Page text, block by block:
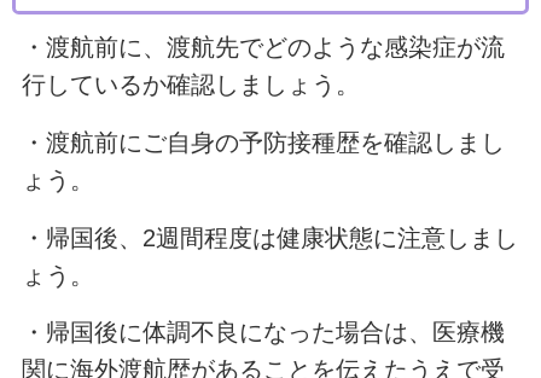
・渡航前に、渡航先でどのような感染症が流
行しているか確認しましょう。
・渡航前にご自身の予防接種歴を確認しまし
ょう。
・帰国後、2週間程度は健康状態に注意しまし
ょう。
・帰国後に体調不良になった場合は、医療機
関に海外渡航歴があることを伝えたうえで受